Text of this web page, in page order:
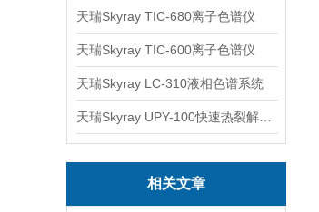
天瑞Skyray TIC-680离子色谱仪
天瑞Skyray TIC-600离子色谱仪
天瑞Skyray LC-310液相色谱系统
相关文章